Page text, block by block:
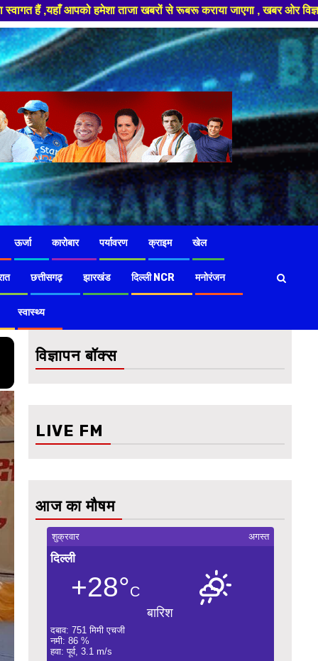
खबरों से रूबरू कराया जाएगा , खबर ओर विज्ञापन के लिए संपर्क करे
ऊर्जा कारोबार पर्यावरण क्राइम खेल
छत्तीसगढ़ झारखंड दिल्ली NCR मनोरंजन
स्वास्थ्य
विज्ञापन बॉक्स
LIVE FM
आज का मौषम
शुक्रवार अगस्त
दिल्ली
+28°C
बारिश
दबाव: 751 मिमी एचजी
नमी: 86 %
हवा: पूर्व, 3.1 m/s